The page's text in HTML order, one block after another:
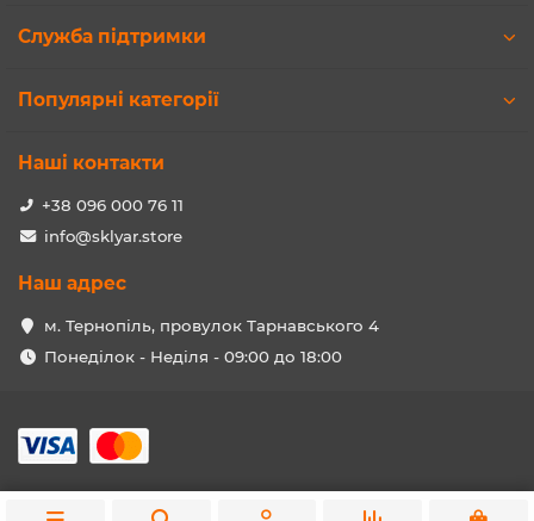
Служба підтримки
Популярні категорії
Наші контакти
+38 096 000 76 11
info@sklyar.store
Наш адрес
м. Тернопіль, провулок Тарнавського 4
Понеділок - Неділя - 09:00 до 18:00